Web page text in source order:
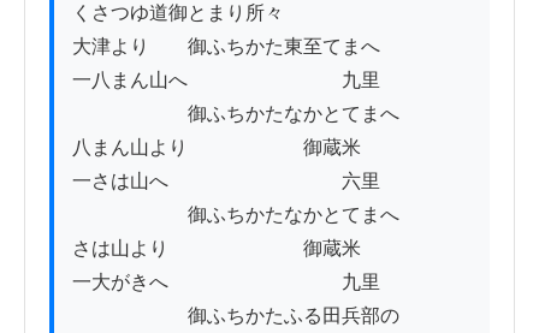
くさつゆ道御とまり所々
大津より　　御ふちかた東至てまへ
一八まん山へ　　　　　　　　九里
御ふちかたなかとてまへ
八まん山より　　　　　　御蔵米
一さは山へ　　　　　　　　　六里
御ふちかたなかとてまへ
さは山より　　　　　　　御蔵米
一大がきへ　　　　　　　　　九里
御ふちかたふる田兵部の